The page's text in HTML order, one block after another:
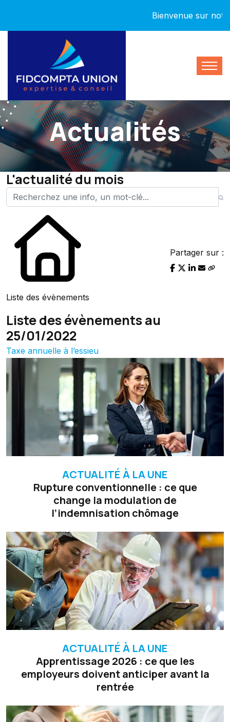
Bienvenue sur notre
Actualités
L'actualité du mois
Liste des évènements
Partager sur :
Liste des évènements au
25/01/2022
Taxe annuelle à l’essieu
ACTUALITÉ À LA UNE
Rupture conventionnelle : ce que
change la modulation de
l’indemnisation chômage
ACTUALITÉ À LA UNE
Apprentissage 2026 : ce que les
employeurs doivent anticiper avant la
rentrée